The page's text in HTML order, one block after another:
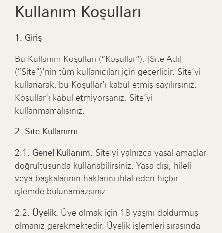
Kullanım Koşulları
1. Giriş
Bu Kullanım Koşulları (“Koşullar”), [Site Adı]
(“Site”)’nin tüm kullanıcıları için geçerlidir. Site’yi
kullanarak, bu Koşullar’ı kabul etmiş sayılırsınız.
Koşullar’ı kabul etmiyorsanız, Site’yi
kullanmamalısınız.
2. Site Kullanımı
2.1. Genel Kullanım: Site’yi yalnızca yasal amaçlar
doğrultusunda kullanabilirsiniz. Yasa dışı, hileli
veya başkalarının haklarını ihlal eden hiçbir
işlemde bulunamazsınız.
2.2. Üyelik: Üye olmak için 18 yaşını doldurmuş
olmanız gerekmektedir. Üyelik işlemleri sırasında